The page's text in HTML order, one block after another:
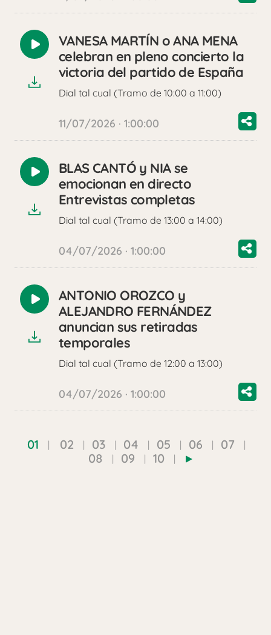
Reproducir
audio
VANESA MARTÍN o ANA MENA
celebran en pleno concierto la
victoria del partido de España
Dial tal cual (Tramo de 10:00 a 11:00)
11/07/2026 · 1:00:00
Reproducir
audio
BLAS CANTÓ y NIA se
emocionan en directo
Entrevistas completas
Dial tal cual (Tramo de 13:00 a 14:00)
04/07/2026 · 1:00:00
Reproducir
audio
ANTONIO OROZCO y
ALEJANDRO FERNÁNDEZ
anuncian sus retiradas
temporales
Dial tal cual (Tramo de 12:00 a 13:00)
04/07/2026 · 1:00:00
01 02 03 04 05 06
07
08
09 10